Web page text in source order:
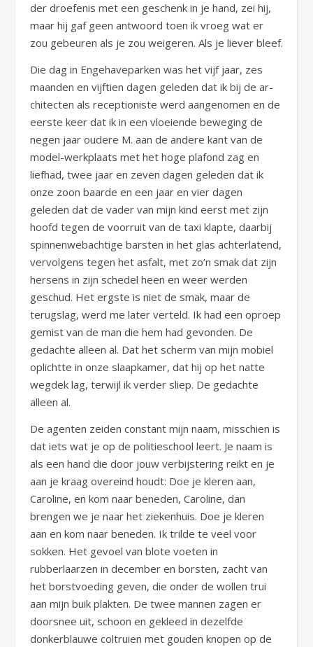
der droefenis met een geschenk in je hand, zei hij,
maar hij gaf geen antwoord toen ik vroeg wat er
zou gebeuren als je zou weigeren. Als je liever bleef.
Die dag in Engehaveparken was het vijf jaar, zes
maanden en vijftien dagen geleden dat ik bij de ar-
chitecten als receptioniste werd aangenomen en de
eerste keer dat ik in een vloeiende beweging de
negen jaar oudere M. aan de andere kant van de
model-werkplaats met het hoge plafond zag en
liefhad, twee jaar en zeven dagen geleden dat ik
onze zoon baarde en een jaar en vier dagen
geleden dat de vader van mijn kind eerst met zijn
hoofd tegen de voorruit van de taxi klapte, daarbij
spinnenwebachtige barsten in het glas achterlatend,
vervolgens tegen het asfalt, met zo’n smak dat zijn
hersens in zijn schedel heen en weer werden
geschud. Het ergste is niet de smak, maar de
terugslag, werd me later verteld. Ik had een oproep
gemist van de man die hem had gevonden. De
gedachte alleen al. Dat het scherm van mijn mobiel
oplichtte in onze slaapkamer, dat hij op het natte
wegdek lag, terwijl ik verder sliep. De gedachte
alleen al.
De agenten zeiden constant mijn naam, misschien is
dat iets wat je op de politieschool leert. Je naam is
als een hand die door jouw verbijstering reikt en je
aan je kraag overeind houdt: Doe je kleren aan,
Caroline, en kom naar beneden, Caroline, dan
brengen we je naar het ziekenhuis. Doe je kleren
aan en kom naar beneden. Ik trilde te veel voor
sokken. Het gevoel van blote voeten in
rubberlaarzen in december en borsten, zacht van
het borstvoeding geven, die onder de wollen trui
aan mijn buik plakten. De twee mannen zagen er
doorsnee uit, schoon en gekleed in dezelfde
donkerblauwe coltruien met gouden knopen op de